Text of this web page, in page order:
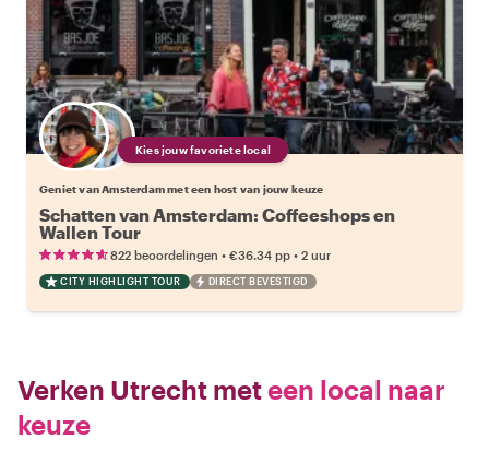
Kies jouw favoriete local
Geniet van Amsterdam met een host van jouw keuze
Schatten van Amsterdam: Coffeeshops en
Wallen Tour
822 beoordelingen • €36.34 pp • 2 uur
CITY HIGHLIGHT TOUR DIRECT BEVESTIGD
Verken Utrecht meteen local naar
keuze